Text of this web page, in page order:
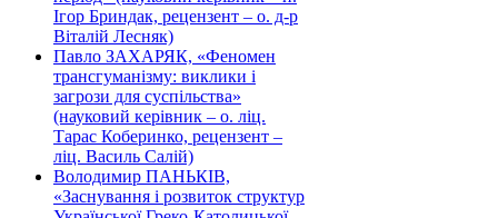
Ігор Бриндак, рецензент – о. д-р
Віталій Лесняк)
Павло ЗАХАРЯК, «Феномен
трансгуманізму: виклики і
загрози для суспільства»
(науковий керівник – о. ліц.
Тарас Коберинко, рецензент –
ліц. Василь Салій)
Володимир ПАНЬКІВ,
«Заснування і розвиток структур